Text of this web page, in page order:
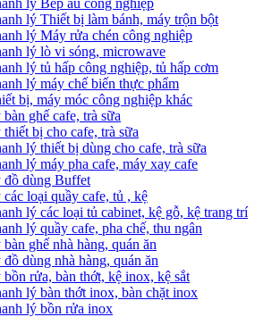
lý Bếp âu công nghiệp
lý Thiết bị làm bánh, máy trộn bột
lý Máy rửa chén công nghiệp
lý lò vi sóng, microwave
lý tủ hấp công nghiệp, tủ hấp cơm
lý máy chế biến thực phẩm
bị, máy móc công nghiệp khác
ghế cafe, trà sữa
bị cho cafe, trà sữa
lý thiết bị dùng cho cafe, trà sữa
lý máy pha cafe, máy xay cafe
đồ dùng Buffet
loại quầy cafe, tủ , kệ
lý các loại tủ cabinet, kệ gỗ, kệ trang trí
lý quầy cafe, pha chế, thu ngân
ghế nhà hàng, quán ăn
dùng nhà hàng, quán ăn
rửa, bàn thớt, kệ inox, kệ sắt
lý bàn thớt inox, bàn chặt inox
lý bồn rửa inox